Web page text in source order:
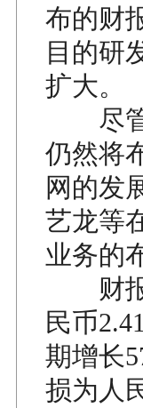
布的财
目的研
扩大。
尽管
仍然将
网的发
艺龙等
业务的
财报
民币
期增长
损为人